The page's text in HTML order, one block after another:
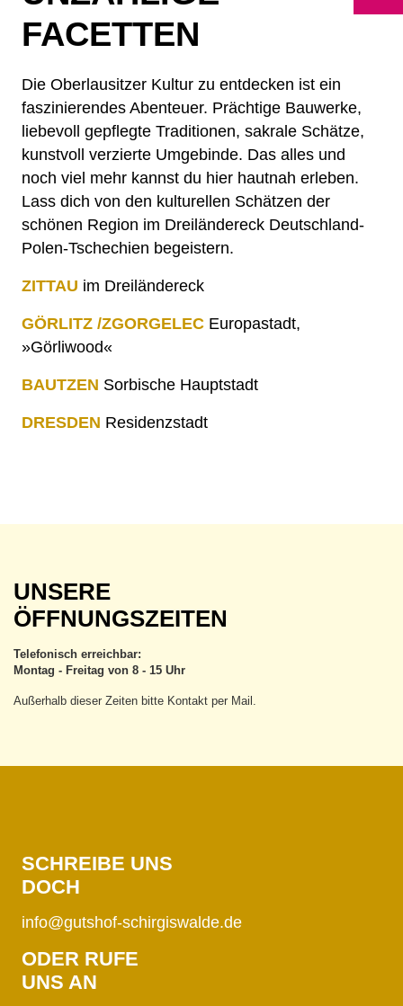
FACETTEN
Die Oberlausitzer Kultur zu entdecken ist ein
faszinierendes Abenteuer. Prächtige Bauwerke,
liebevoll gepflegte Traditionen, sakrale Schätze,
kunstvoll verzierte Umgebinde. Das alles und
noch viel mehr kannst du hier hautnah erleben.
Lass dich von den kulturellen Schätzen der
schönen Region im Dreiländereck Deutschland-
Polen-Tschechien begeistern.
ZITTAU im Dreiländereck
GÖRLITZ /ZGORGELEC Europastadt,
»Görliwood«
BAUTZEN Sorbische Hauptstadt
DRESDEN Residenzstadt
UNSERE
ÖFFNUNGSZEITEN
Telefonisch erreichbar:
Montag - Freitag von 8 - 15 Uhr
Außerhalb dieser Zeiten bitte Kontakt per Mail.
SCHREIBE UNS
DOCH
info@gutshof-schirgiswalde.de
ODER RUFE
UNS AN